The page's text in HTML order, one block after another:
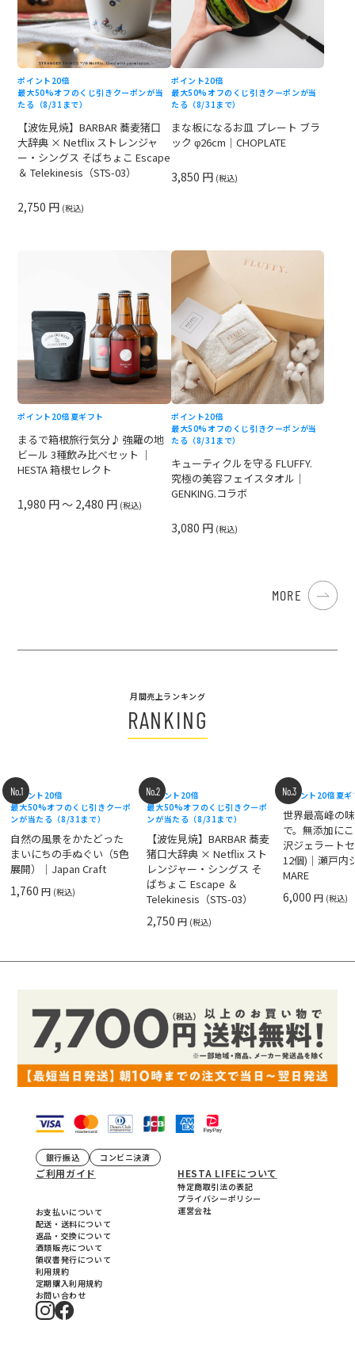
ポイント20倍
最大50%オフのくじ引きクーポンが当
たる（8/31まで）
【波佐見焼】BARBAR 蕎麦猪口
大辞典 × Netflix ストレンジャ
ー・シングス そばちょこ Escape
＆ Telekinesis（STS-03）
2,750 円 (税込)
ポイント20倍
最大50%オフのくじ引きクーポンが当
たる（8/31まで）
まな板になるお皿 プレート ブラ
ック φ26cm｜CHOPLATE
3,850 円 (税込)
ポイント20倍 夏ギフト
まるで箱根旅行気分♪ 強羅の地
ビール 3種飲み比べセット ｜
HESTA 箱根セレクト
1,980 円 ～ 2,480 円 (税込)
ポイント20倍
最大50%オフのくじ引きクーポンが当
たる（8/31まで）
キューティクルを守る FLUFFY.
究極の美容フェイスタオル｜
GENKING.コラボ
3,080 円 (税込)
MORE
月間売上ランキング
RANKING
No.1
ポイント20倍
最大50%オフのくじ引きクーポ
ンが当たる（8/31まで）
自然の風景をかたどった
まいにちの手ぬぐい（5色
展開）｜Japan Craft
1,760円 (税込)
No.2
ポイント20倍
最大50%オフのくじ引きクーポ
ンが当たる（8/31まで）
【波佐見焼】BARBAR 蕎麦
猪口大辞典 × Netflix スト
レンジャー・シングス そ
ばちょこ Escape ＆
Telekinesis（STS-03）
2,750円 (税込)
No.3
ポイント20倍 夏
世界最高峰の
で。無添加に
沢ジェラート
12個)｜瀬戸内
MARE
6,000円 (税込)
銀行振込 コンビニ決済
ご利用ガイド
お支払いについて
配送・送料について
返品・交換について
酒類販売について
領収書発行について
利用規約
定期購入利用規約
お問い合わせ
HESTA LIFEについて
特定商取引法の表記
プライバシーポリシー
運営会社